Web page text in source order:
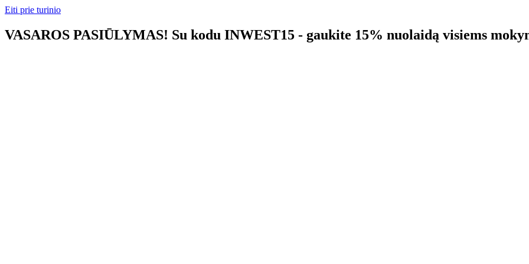
Eiti prie turinio
VASAROS PASIŪLYMAS! Su kodu INWEST15 - gaukite 15% nuolaidą visiems